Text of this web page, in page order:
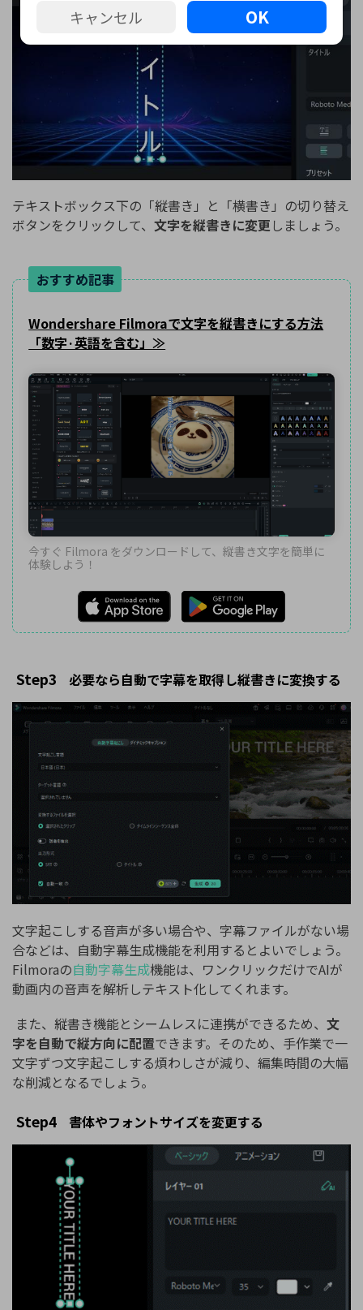
テキストボックス下の「縦書き」と「横書き」の切り替え
ボタンをクリックして、 文字を縦書きに変更しましょう。
おすすめ記事
Wondershare Filmoraで文字を縦書きにする方法
「数字·英語を含む」≫
今すぐ Filmora をダウンロードして、縦書き文字を簡単に
体験しよう！
Step3 必要なら自動で字幕を取得し縦書きに変換する
文字起こしする音声が多い場合や、字幕ファイルがない場
合などは、自動字幕生成機能を利用するとよいでしょう。
Filmoraの自動字幕生成機能は、ワンクリックだけでAIが
動画内の音声を解析しテキスト化してくれます。
また、縦書き機能とシームレスに連携ができるため、 文
字を自動で縦方向に配置できます。そのため、手作業で一
文字ずつ文字起こしする煩わしさが減り、編集時間の大幅
な削減となるでしょう。
Step4 書体やフォントサイズを変更する
キャンセル OK